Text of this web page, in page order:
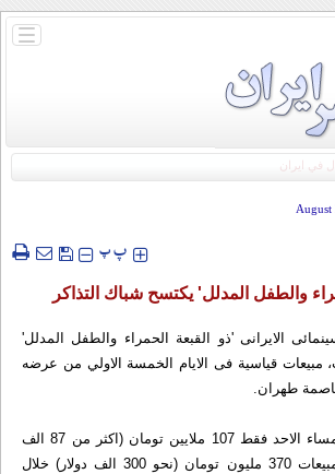
باز
‍‍‍ پپ
والطفل المدلل' یكتسح شباك التذاكر
الایرانی 'ذو القبعة الحمراء والطفل المدلل'
مبیعات قیاسیة فی الایام الخمسة الاولي من عرضه
طهران.
وبلغت مبیعات الفیلم مساء الاحد فقط 107 ملایین تومان (اكثر من 87 الف
دولار) لیبلغ اجمالی المبیعات 370 ملیون تومان (نحو 300 الف دولار) خلال